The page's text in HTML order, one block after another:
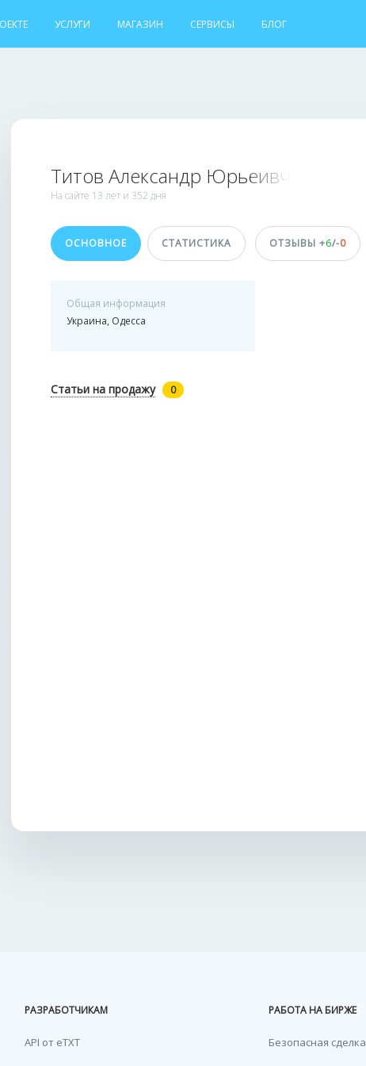
УСЛУГИ МАГАЗИН СЕРВИСЫ БЛОГ
Титов Александр Юрьеивч
На сайте 13 лет и 352 дня
ОСНОВНОЕ СТАТИСТИКА ОТЗЫВЫ +6/-0
Общая информация
Украина, Одесса
Статьи на продажу 0
РАЗРАБОТЧИКАМ
API от eTXT
РАБОТА НА БИРЖЕ
Безопасная сделка